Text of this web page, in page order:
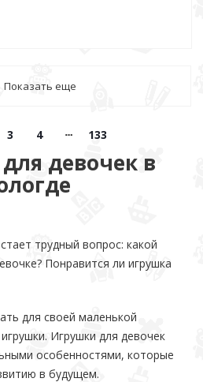
Показать еще
3 4 133
девочек в
трудный вопрос: какой
Понравится ли игрушка
для своей маленькой
Игрушки для девочек
особенностями, которые
в будущем.